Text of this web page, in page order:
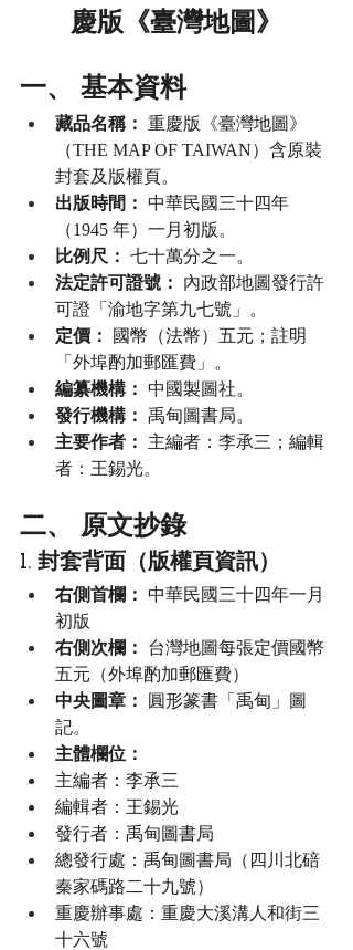
慶版《臺灣地圖》
一、 基本資料
藏品名稱： 重慶版《臺灣地圖》
（THE MAP OF TAIWAN）含原裝
封套及版權頁。
出版時間： 中華民國三十四年
（1945 年）一月初版。
比例尺： 七十萬分之一。
法定許可證號：
內政部地圖發行許
可證「渝地字第九七號」。
定價：
國幣（法幣）五元；註明
「外埠酌加郵匯費」。
編纂機構： 中國製圖社。
發行機構： 禹甸圖書局。
主要作者：
主編者：李承三；編輯
者：王錫光。
二、 原文抄錄
1. 封套背面（版權頁資訊）
右側首欄： 中華民國三十四年一月
初版
右側次欄：
台灣地圖每張定價國幣
五元（外埠酌加郵匯費）
中央圖章：
圓形篆書「禹甸」圖
記。
主體欄位：
主編者：李承三
編輯者：王錫光
發行者：禹甸圖書局
總發行處：禹甸圖書局（四川北碚
秦家碼路二十九號）
重慶辦事處：重慶大溪溝人和街三
十六號